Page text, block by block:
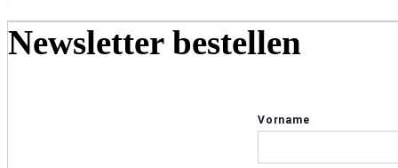
Newsletter bestellen